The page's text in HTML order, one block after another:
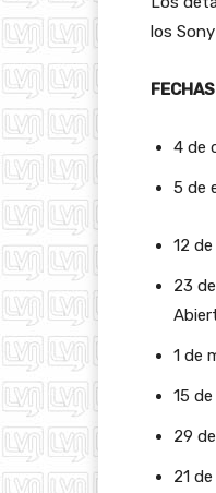
los
FECHAS
4 de
5 de
12
23
1 de
15
29
21